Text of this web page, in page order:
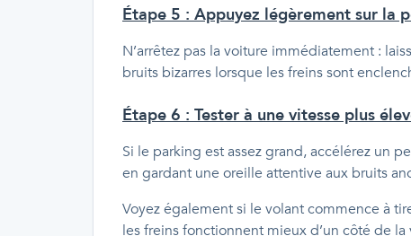
Étape 5 : Appuyez légèrement sur la
N’arrêtez pas la voiture immédiatement :
bruits bizarres lorsque les freins sont
Étape 6 : Tester à une vitesse plus
Si le parking est assez grand, accélérez un
en gardant une oreille attentive aux bruits
Voyez également si le volant commence à
les freins fonctionnent mieux d’un côté de